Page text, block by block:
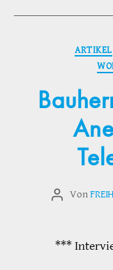
ARTIKEL
Beitragsautor
Von
***